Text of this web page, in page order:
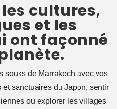
cultures,
et les
ont façonné
souks de Marrakech avec vos
sanctuaires du Japon, sentir
ou explorer les villages